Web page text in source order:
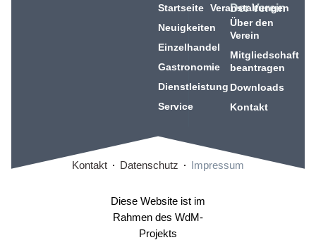
Startseite
Neuigkeiten
Einzelhandel
Gastronomie
Dienstleistung
Service
Veranstaltungen
Der Verein
Über den
Verein
Mitgliedschaft
beantragen
Downloads
Kontakt
Kontakt Datenschutz Impressum
Diese Website ist im
Rahmen des WdM-
Projekts